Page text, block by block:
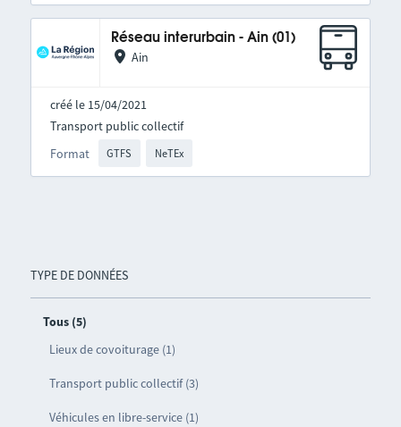
TYPE DE DONNÉES
Tous (5)
Lieux de covoiturage (1)
Transport public collectif (3)
Véhicules en libre-service (1)
Réseau interurbain - Ain (01)
Ain
créé le 15/04/2021
Format GTFS NeTEx
Transport public collectif